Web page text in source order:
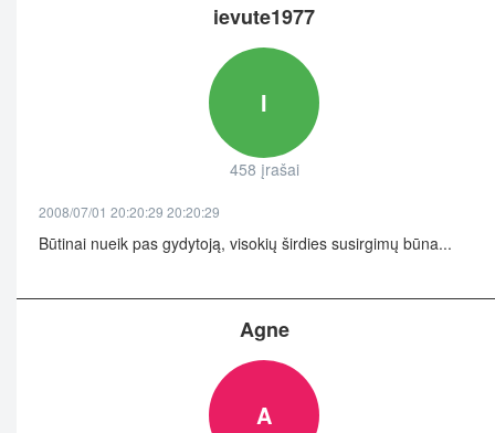
ievute1977
I
458 įrašai
2008/07/01 20:20:29 20:20:29
Būtinai nueik pas gydytoją, visokių širdies susirgimų būna...
Agne
A